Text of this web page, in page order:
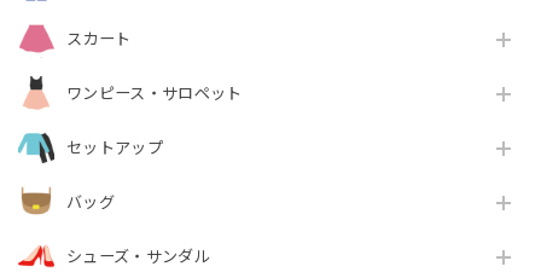
スカート
ワンピース・サロペット
セットアップ
バッグ
シューズ・サンダル